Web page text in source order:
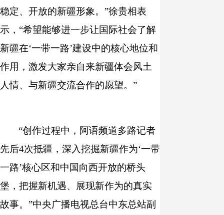
稳定、开放的新疆形象。”徐贵相表
示，“希望能够进一步让国际社会了解
新疆在‘一带一路’建设中的核心地位和
作用，激发大家亲自来新疆体会风土
人情、与新疆交流合作的愿望。”
“创作过程中，阿语频道多路记者
先后4次抵疆，深入挖掘新疆作为‘一带
一路’核心区和中国向西开放的桥头
堡，把握新机遇、展现新作为的真实
故事。”中央广播电视总台中东总站副